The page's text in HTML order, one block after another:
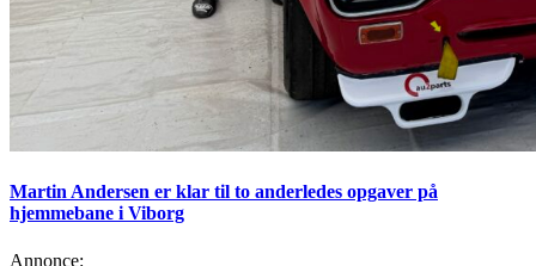
Martin Andersen er klar til to anderledes opgaver på
hjemmebane i Viborg
Annonce: